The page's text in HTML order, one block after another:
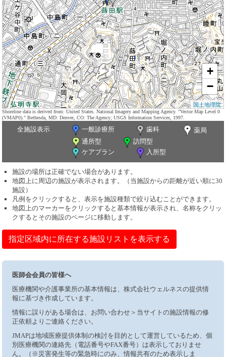
+
−
国土地理院
Shoreline data is derived from: United States. National Imagery and Mapping Agency. "Vector Map Level 0
(VMAP0)." Bethesda, MD: Denver, CO: The Agency; USGS Information Services, 1997.
全施設表示 一般診療所 歯科
薬局
通所型
訪問型
ケアプラン
入所型
施設の場所は正確でない場合があります。
地図上に周辺の施設が表示されます。（当施設からの距離が近い順に30
施設）
凡例をクリックすると、表示を施設種類で絞り込むことができます。
地図上のマーカーをクリックすると基本情報が表示され、名称をクリッ
クするとその施設のページに移動します。
指定区域内に所在する施設リストを表示する
医師会会員の皆様へ
医療機関や介護事業所の基本情報は、株式会社ウェルネスの提供情
報に基づき作成しています。
情報に誤りがある場合は、お問い合わせ＞当サイトの施設情報の修
正依頼よりご連絡ください。
JMAPは地域医療提供体制の検討を目的として運営しているため、個
別医療機関の連絡先（電話番号やFAX番号）は表示しておりませ
ん。（※災害発生等の緊急時にのみ、情報共有のため表示しま